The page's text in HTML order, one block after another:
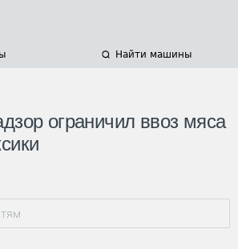
Найти машины
ограничил ввоз мяса